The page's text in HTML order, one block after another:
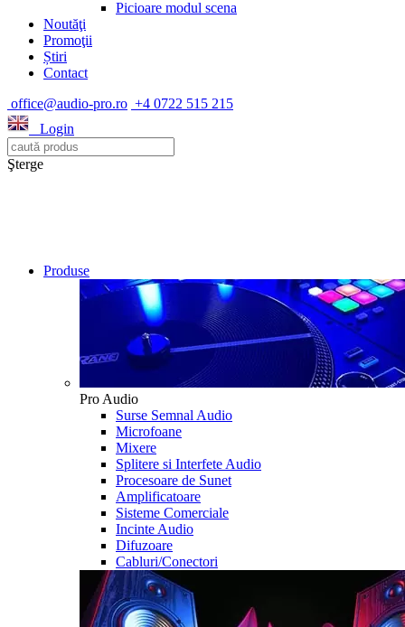
Picioare modul scena
Noutăţi
Promoţii
Știri
Contact
office@audio-pro.ro +4 0722 515 215
Login
Şterge
Produse
Pro Audio
Surse Semnal Audio
Microfoane
Mixere
Splitere si Interfete Audio
Procesoare de Sunet
Amplificatoare
Sisteme Comerciale
Incinte Audio
Difuzoare
Cabluri/Conectori